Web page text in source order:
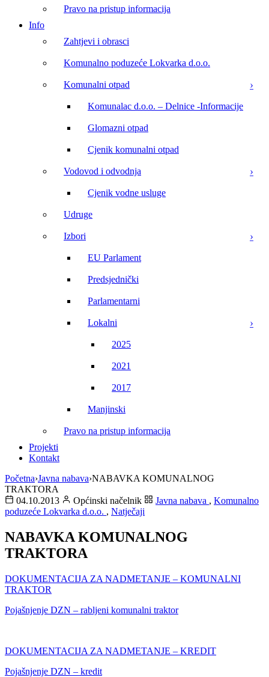
Pravo na pristup informacija
Info
Zahtjevi i obrasci
Komunalno poduzeće Lokvarka d.o.o.
Komunalni otpad
Komunalac d.o.o. – Delnice -Informacije
Glomazni otpad
Cjenik komunalni otpad
Vodovod i odvodnja
Cjenik vodne usluge
Udruge
Izbori
EU Parlament
Predsjednički
Parlamentarni
Lokalni
2025
2021
2017
Manjinski
Pravo na pristup informacija
Projekti
Kontakt
Početna›Javna nabava›NABAVKA KOMUNALNOG
TRAKTORA
04.10.2013
Općinski načelnik Javna nabava , Komunalno
poduzeće Lokvarka d.o.o. , Natječaji
NABAVKA KOMUNALNOG
TRAKTORA
DOKUMENTACIJA ZA NADMETANJE – KOMUNALNI
TRAKTOR
Pojašnjenje DZN – rabljeni komunalni traktor
DOKUMENTACIJA ZA NADMETANJE – KREDIT
Pojašnjenje DZN – kredit